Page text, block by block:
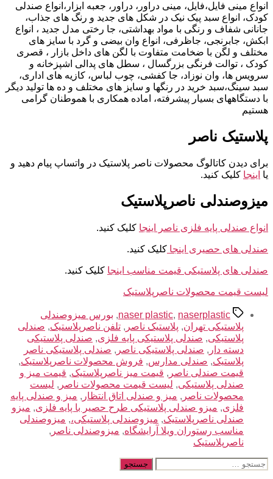
انواع مینی فایل،فایل، مینی دراور، دراور، جعبه ابزار،انواع صندلی
کودک، انواع سبد پیک نیک در شکل های جدید و رنگ های جذاب،
جانانی شفاف و رنگی با مواد بهداشتی، جا رختی مدل جدید ، انواع
ابکش، جابرنجی، جاظرفی، انواع وان بیضی و گرد با سایز های
مختلف و لگن با ضخامت متفاوت با لگن های داخل بازار ، قصری
کودک ، توالت فرنگی بزرگسال ، سطل های پدالی اشپزخانه و
سرویس ها، وان نوزاد، جا کفشی، چوب لباس، کازیه های اداری،
سبد سینگ،سبد خرید در رنگها و سایز های مختلف و ده ها تولید دیگر
با دستگاههای بسیار پیشرفته، اماده همکاری با هموطنان گرامی
هستیم
پلاستیک ناصر
برای دیدن کاتالوگ محصولات ناصر پلاستیک در واتساپ پیام دهید و
یا اینجا کلیک کنید.
میزوصندلی ناصرپلاستیک
انواع صندلی پایه فلزی ناصر اینجا کلیک کنید.
صندلی های حصیری اینجا کلیک کنید.
صندلی های پلاستیکی قیمت مناسب اینجا کلیک کنید.
لیست قیمت محصولات ناصرپلاستیک
برچسب‌ها
naser plastic, naserplastic
, بورس میزوصندلی
پلاستیکی تهران, پلاستیک ناصر , تلفن ناصرپلاستیک, صندلی
پلاستیکی, صندلی پلاستیکی پایه فلزی, صندلی پلاستیکی
دسته دار , صندلی پلاستیکی ناصر , صندلی پلاستیکی ناصر
پلاستیک, صندلی مدارس, فروش محصولات ناصرپلاستیک,
قیمت صندلی ناصر , قیمت میز ناصرپلاستیک, قیمت میز و
صندلی پلاستیکی, لیست قیمت محصولات ناصر , لیست
محصولات ناصر , میز و صندلی اتاق انتظار , میز و صندلی پایه
فلزی, میزو صندلی پلاستیکی طرح حصیر با پایه فلزی, میزو
صندلی ناصرپلاستیک, میزوصندلی پلاستیکی،, میزوصندلی
مناسب رستوران ویلا آرایشگاه, میزوصندلی ناصر ,
ناصرپلاستیک
جستجوی